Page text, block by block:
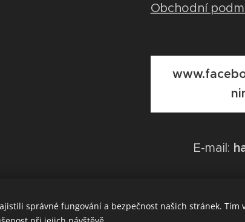
Obchodní
E-mail:
správné fungování a bezpečnost našich stránek. Tím